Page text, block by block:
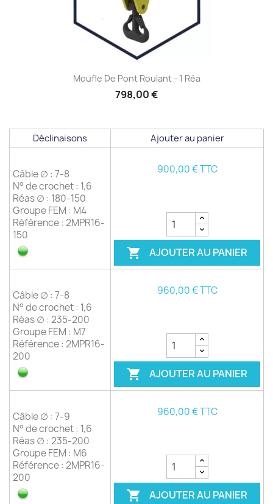
Moufle De Pont Roulant - 1 Réa
798,00 €
Déclinaisons Ajouter au panier
Câble ∅ : 7-8
N° de crochet : 1,6
Réas ∅ : 180-150
Groupe FEM : M4
Référence : 2MPR16-
150
900,00 € TTC
 AJOUTER AU PANIER
Câble ∅ : 7-8
N° de crochet : 1,6
Réas ∅ : 235-200
Groupe FEM : M7
Référence : 2MPR16-
200
960,00 € TTC
 AJOUTER AU PANIER
Câble ∅ : 7-9
N° de crochet : 1,6
Réas ∅ : 235-200
Groupe FEM : M6
Référence : 2MPR16-
200
960,00 € TTC
 AJOUTER AU PANIER